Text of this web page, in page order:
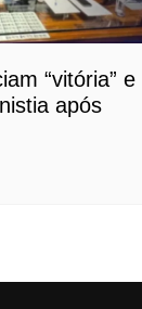
“vitória” e
após